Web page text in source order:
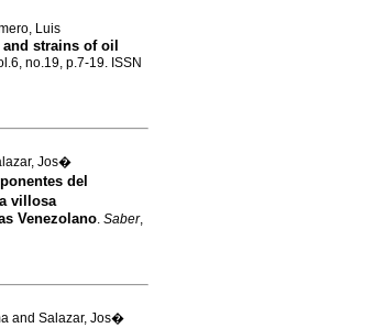
Luis
strains of oil
no.19, p.7-19. ISSN
Jos�
del
villosa
Venezolano. Saber,
and Salazar, Jos�